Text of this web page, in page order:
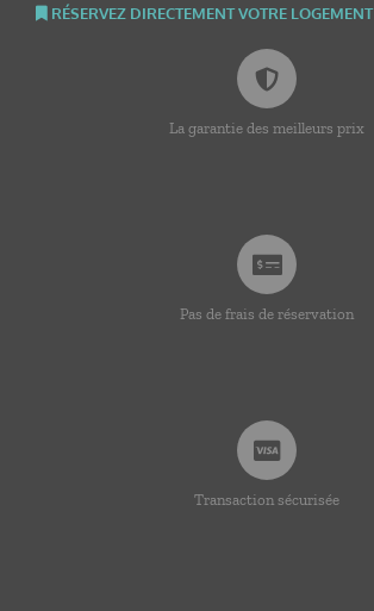
RÉSERVEZ DIRECTEMENT VOTRE LOGEMENT
La garantie des meilleurs prix
Pas de frais de réservation
Transaction sécurisée